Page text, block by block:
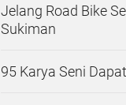
Jelang Road Bike
Sukiman
95 Karya Seni